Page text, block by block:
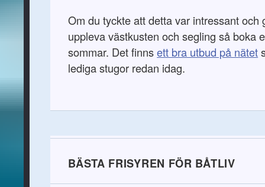
Om du tyckte att detta var intressant och
uppleva västkusten och segling så boka
sommar. Det finnsett bra utbud på nätet
lediga stugor redan idag.
BÄSTA FRISYREN FÖR BÅTLIV